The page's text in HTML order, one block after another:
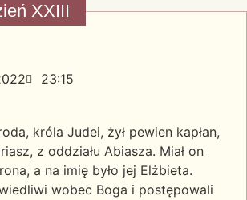
XXIII
23:15
króla Judei, żył pewien kapłan,
z oddziału Abiasza. Miał on
a na imię było jej Elżbieta.
wobec Boga i postępowali